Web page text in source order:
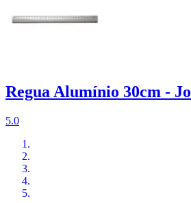
Regua Alumínio 30cm -
5.0